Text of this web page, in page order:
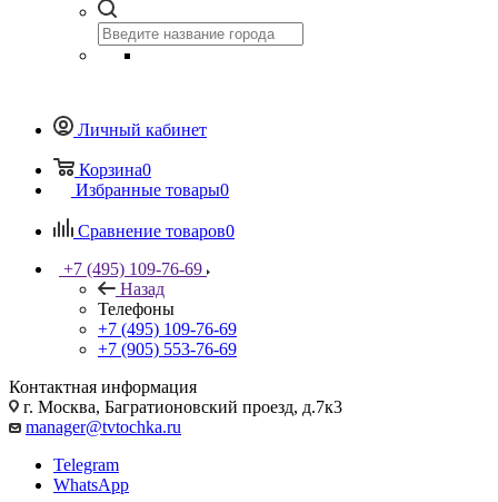
Личный кабинет
Корзина0
Избранные товары0
Сравнение товаров0
+7 (495) 109-76-69
Назад
Телефоны
+7 (495) 109-76-69
+7 (905) 553-76-69
Контактная информация
г. Москва, Багратионовский проезд, д.7к3
manager@tvtochka.ru
Telegram
WhatsApp